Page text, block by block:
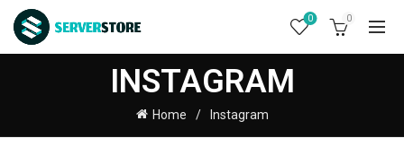
0 0
INSTAGRAM
Home Instagram